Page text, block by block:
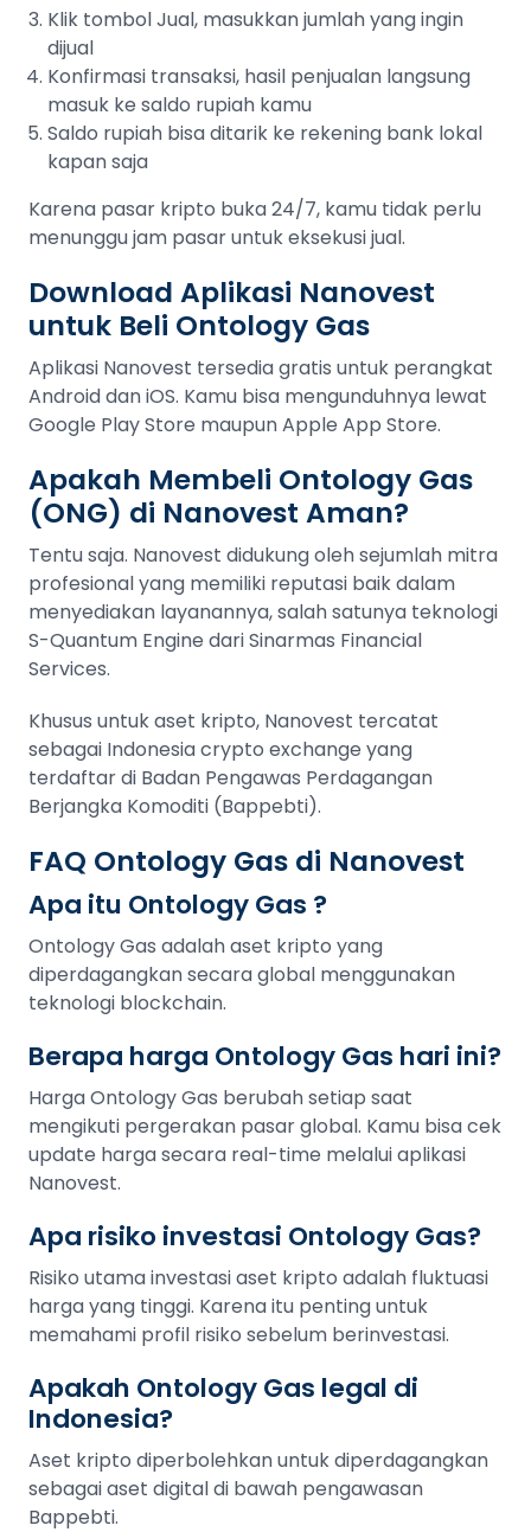
Klik tombol Jual, masukkan jumlah yang ingin
dijual
Konfirmasi transaksi, hasil penjualan langsung
masuk ke saldo rupiah kamu
Saldo rupiah bisa ditarik ke rekening bank lokal
kapan saja
Karena pasar kripto buka 24/7, kamu tidak perlu
menunggu jam pasar untuk eksekusi jual.
Download Aplikasi Nanovest
untuk Beli Ontology Gas
Aplikasi Nanovest tersedia gratis untuk perangkat
Android dan iOS. Kamu bisa mengunduhnya lewat
Google Play Store maupun Apple App Store.
Apakah Membeli Ontology Gas
(ONG) di Nanovest Aman?
Tentu saja. Nanovest didukung oleh sejumlah mitra
profesional yang memiliki reputasi baik dalam
menyediakan layanannya, salah satunya teknologi
S-Quantum Engine dari Sinarmas Financial
Services.
Khusus untuk aset kripto, Nanovest tercatat
sebagai Indonesia crypto exchange yang
terdaftar di Badan Pengawas Perdagangan
Berjangka Komoditi (Bappebti).
FAQ Ontology Gas di Nanovest
Apa itu Ontology Gas ?
Ontology Gas adalah aset kripto yang
diperdagangkan secara global menggunakan
teknologi blockchain.
Berapa harga Ontology Gas hari ini?
Harga Ontology Gas berubah setiap saat
mengikuti pergerakan pasar global. Kamu bisa cek
update harga secara real-time melalui aplikasi
Nanovest.
Apa risiko investasi Ontology Gas?
Risiko utama investasi aset kripto adalah fluktuasi
harga yang tinggi. Karena itu penting untuk
memahami profil risiko sebelum berinvestasi.
Apakah Ontology Gas legal di
Indonesia?
Aset kripto diperbolehkan untuk diperdagangkan
sebagai aset digital di bawah pengawasan
Bappebti.